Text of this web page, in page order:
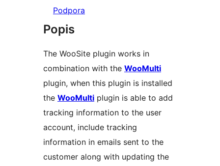
Podpora
Popis
The WooSite plugin works in
combination with the WooMulti
plugin, when this plugin is installed
the WooMulti plugin is able to add
tracking information to the user
account, include tracking
information in emails sent to the
customer along with updating the